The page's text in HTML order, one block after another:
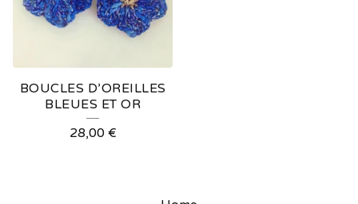
BOUCLES D’OREILLES
BLEUES ET OR
28,00 €